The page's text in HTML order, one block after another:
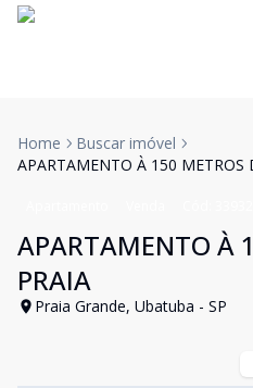
Home
Buscar imóvel
APARTAMENTO À 150 METROS
APARTAMENTO À
PRAIA
Praia Grande, Ubatuba - SP